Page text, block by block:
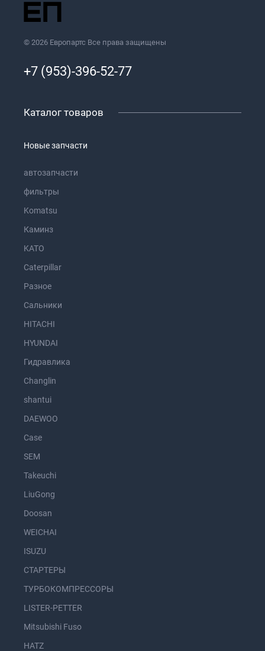
© 2026 Европартс Все права защищены
+7 (953)-396-52-77
Каталог товаров
Новые запчасти
автозапчасти
фильтры
Komatsu
Каминз
KATO
Caterpillar
Разное
Сальники
HITACHI
HYUNDAI
Гидравлика
Changlin
shantui
DAEWOO
Case
SEM
Takeuchi
LiuGong
Doosan
WEICHAI
ISUZU
СТАРТЕРЫ
ТУРБОКОМПРЕССОРЫ
LISTER-PETTER
Mitsubishi Fuso
HATZ